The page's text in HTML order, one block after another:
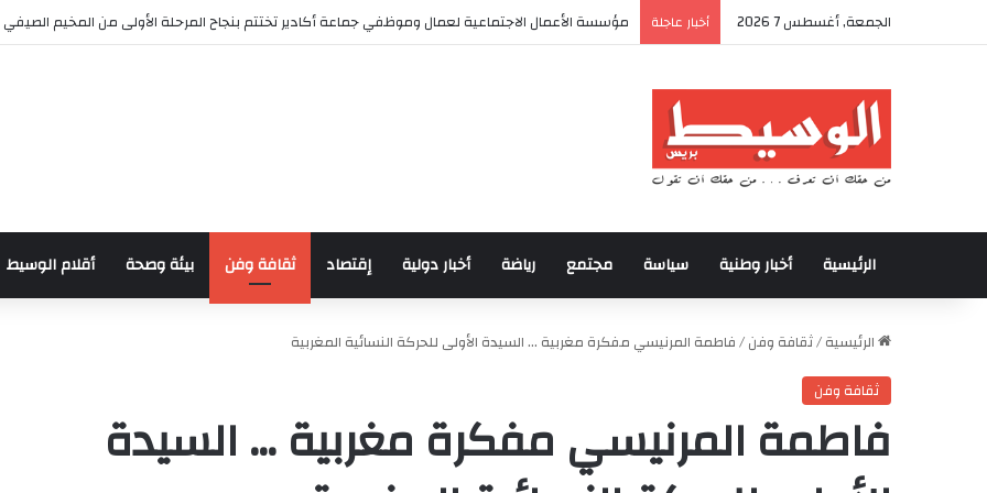
الجمعة, أغسطس 7 2026 أخبار عاجلة أكادير تحتضن كأس العرش للدراجات بمناسبة الذكرى السابعة والعشرين لعيد العرش المجيد
الرئيسية أخبار وطنية سياسة مجتمع رياضة أخبار دولية إقتصاد ثقافة وفن بيئة وصحة أقلام الوسيط
الرئيسية/ثقافة وفن/فاطمة المرنيسي مفكرة مغربية … السيدة الأولى للحركة النسائية المغربية
ثقافة وفن
فاطمة المرنيسي مفكرة مغربية … السيدة